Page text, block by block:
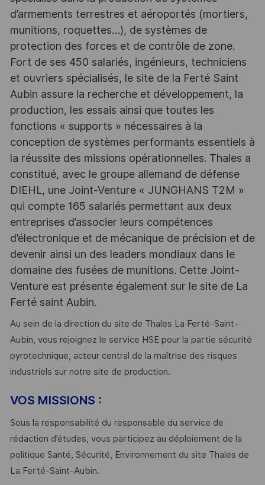
d’armements terrestres et aéroportés (mortiers,
munitions, roquettes…), de systèmes de
protection des forces et de contrôle de zone.
Fort de ses 450 salariés, ingénieurs, techniciens
et ouvriers spécialisés, le site de la Ferté Saint
Aubin assure la recherche et développement, la
production, les essais ainsi que toutes les
fonctions « supports » nécessaires à la
conception de systèmes performants essentiels à
la réussite des missions opérationnelles. Thales a
constitué, avec le groupe allemand de défense
DIEHL, une Joint-Venture « JUNGHANS T2M »
qui compte 165 salariés permettant aux deux
entreprises d’associer leurs compétences
d’électronique et de mécanique de précision et de
devenir ainsi un des leaders mondiaux dans le
domaine des fusées de munitions. Cette Joint-
Venture est présente également sur le site de La
Ferté saint Aubin.
Au sein de la direction du site de Thales La Ferté-Saint-
Aubin, vous rejoignez le service HSE pour la partie sécurité
pyrotechnique, acteur central de la maîtrise des risques
industriels sur notre site de production.
VOS MISSIONS :
Sous la responsabilité du responsable du service de
rédaction d’études, vous participez au déploiement de la
politique Santé, Sécurité, Environnement du site Thales de
La Ferté-Saint-Aubin.